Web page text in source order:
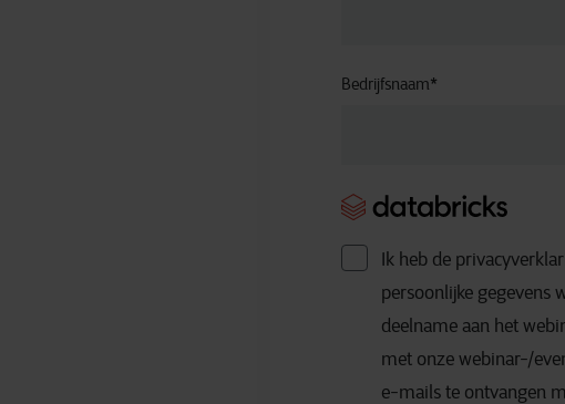
Bedrijfsnaam*
Ik heb de
persoonlijke gegevens
deelname aan het
met onze webinar-/
e-mails te ontvangen